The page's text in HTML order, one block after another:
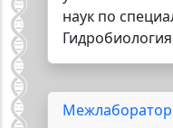
наук по